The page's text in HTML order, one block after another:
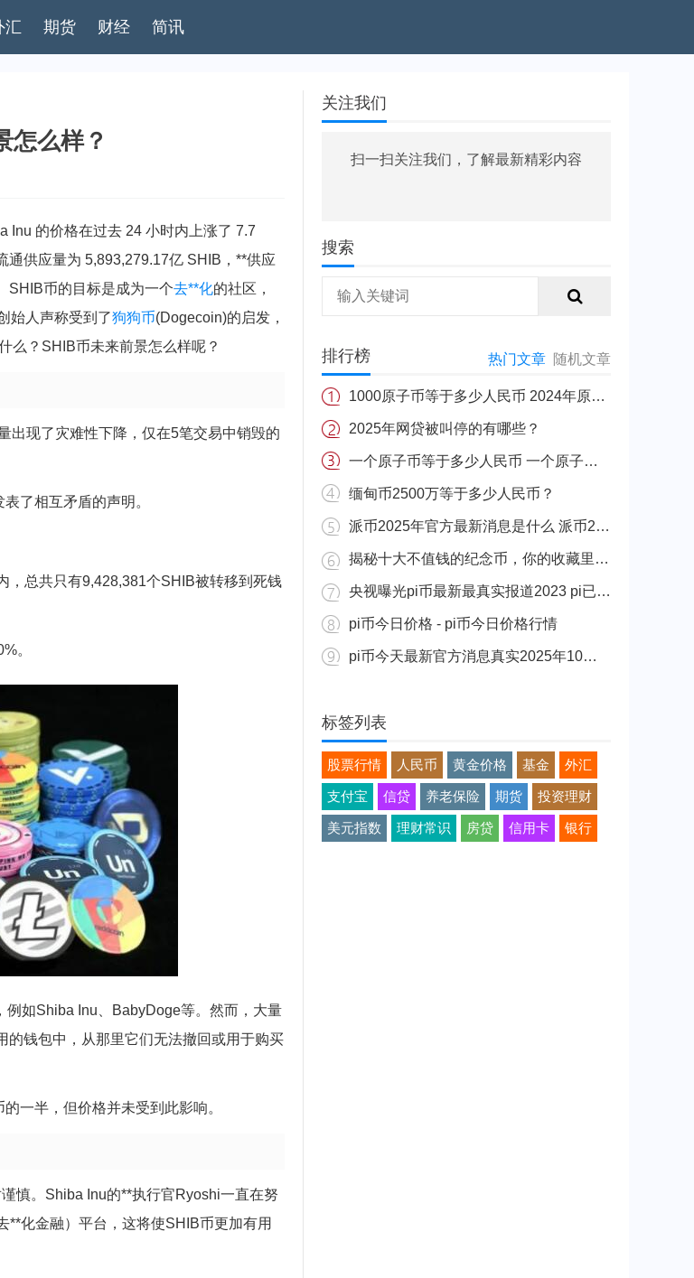
汇 期货 财经 简讯
怎么样？
Inu 的价格在过去 24 小时内上涨了 7.7
供应量为 5,893,279.17亿 SHIB，**供应
SHIB币的目标是成为一个去**化的社区，
始人声称受到了狗狗币(Dogecoin)的启发，
么？SHIB币未来前景怎么样呢？
出现了灾难性下降，仅在5笔交易中销毁的
了相互矛盾的声明。
，总共只有9,428,381个SHIB被转移到死钱
。
如Shiba Inu、BabyDoge等。然而，大量
的钱包中，从那里它们无法撤回或用于购买
一半，但价格并未受到此影响。
慎。Shiba Inu的**执行官Ryoshi一直在努
化金融）平台，这将使SHIB币更加有用
关注我们
扫一扫关注我们，了解最新精彩内容
搜索
排行榜 热门文章 随机文章
1000原子币等于多少人民币 2024年原子币最新价格介绍一览
2025年网贷被叫停的有哪些？
一个原子币等于多少人民币 一个原子币价格介绍
缅甸币2500万等于多少人民币？
派币2025年官方最新消息是什么 派币2025年官方最新消息真实分享
揭秘十大不值钱的纪念币，你的收藏里有吗？
央视曝光pi币最新最真实报道2023 pi已经成功了是真的吗（假的）
pi币今日价格 - pi币今日价格行情
pi币今天最新官方消息真实2025年10月 派币今天最新消息介绍
标签列表
股票行情 人民币 黄金价格 基金 外汇
支付宝 信贷 养老保险 期货 投资理财
美元指数 理财常识 房贷 信用卡 银行